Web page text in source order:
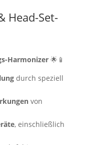
Head-Set-
Harmonizer🌟📱
durch speziell
von
, einschließlich